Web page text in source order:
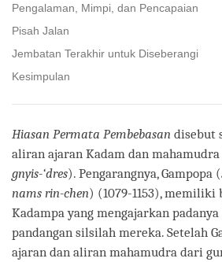
Pengalaman, Mimpi, dan Pencapaian
Pisah Jalan
Jembatan Terakhir untuk Diseberangi
Kesimpulan
Hiasan Permata Pembebasan disebut
aliran ajaran Kadam dan mahamudra
gnyis-‘dres). Pengarangnya, Gampopa (
nams rin-chen) (1079-1153), memiliki
Kadampa yang mengajarkan
pandangan silsilah mereka. Setelah
ajaran dan aliran mahamudra dari